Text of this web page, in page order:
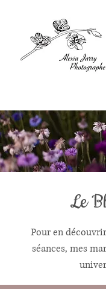
Photographe Poitiers
Poitiers Photographe
Photographe portrait
femme poitiers
poitiers photographe
Photographe Poitiers
Poitiers Photographe
Photographe portrait
entreprise Poitiers Alexia
Le
Pour en
séances, mes